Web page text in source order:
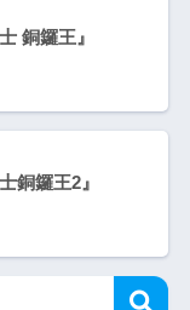
銅鑼王』
銅鑼王2』